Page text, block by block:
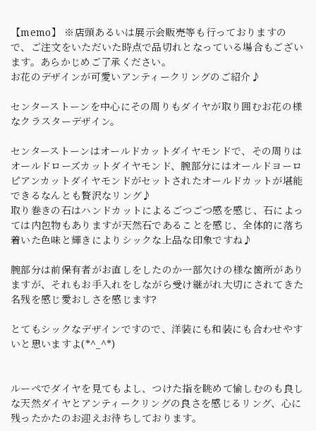
【memo】 ※店頭あるいは展示会販売等も行っておりますの
で、ご注文をいただいた時点で品切れとなっている場合もござい
ます。あらかじめご了承ください。
お花のデザインが可愛いアンティークリングのご紹介♪
センターストーンを中心にその周りもダイヤが取り囲むお花の様
なクラスターデザイン。
センターストーンはオールドカットダイヤモンドで、その周りは
オールドローズカットダイヤモンド、腕部分にはオールドヨーロ
ピアンカットダイヤモンドがセットされたオールドカットが堪能
できるなんとも贅沢なリング♪
取り巻きの石はハンドカットによるごつごつ感を感じ、石によっ
ては内包物もありますが天然石であることを感じ、全体的に落ち
着いた色味と輝きによりシックな上品な印象ですね♪
腕部分は前保有者がお直しをしたのか一部欠けの様な箇所があり
ますが、それもお手入れをしながら受け継がれ大切にされてきた
名残を感じ愛おしさを感じます?
とてもシックなデザインですので、洋装にも和装にも合わせやす
いと思いますよ(*^_^*)
ルーペでダイヤを見てもよし、つけた指を眺めて愉しむのも良し
な天然ダイヤとアンティークリングの良さを感じるリング、心に
残ったかたのお迎えお待ちしております。